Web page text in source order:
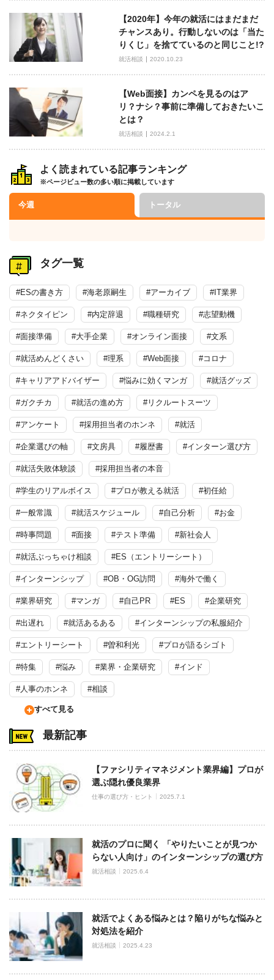
【2020年】今年の就活にはまだまだ
チャンスあり。行動しないのは「当た
りくじ」を捨てているのと同じこと!?
就活相談 2020.10.23
【Web面接】カンペを見るのはア
リ？ナシ？事前に準備しておきたいこ
とは？
就活相談 2024.2.1
よく読まれている記事ランキング
※ページビュー数の多い順に掲載しています
今週 トータル
タグ一覧
#ESの書き方 #海老原嗣生 #アーカイブ #IT業界
#ネクタイピン #内定辞退 #職種研究 #志望動機
#面接準備 #大手企業 #オンライン面接 #文系
#就活めんどくさい #理系 #Web面接 #コロナ
#キャリアアドバイザー #悩みに効くマンガ #就活グッズ
#ガクチカ #就活の進め方 #リクルートスーツ
#アンケート #採用担当者のホンネ #就活
#企業選びの軸 #文房具 #履歴書 #インターン選び方
#就活失敗体験談 #採用担当者の本音
#学生のリアルボイス #プロが教える就活 #初任給
#一般常識 #就活スケジュール #自己分析 #お金
#時事問題 #面接 #テスト準備 #新社会人
#就活ぶっちゃけ相談 #ES（エントリーシート）
#インターンシップ #OB・OG訪問 #海外で働く
#業界研究 #マンガ #自己PR #ES #企業研究
#出遅れ #就活あるある #インターンシップの私服紹介
#エントリーシート #曽和利光 #プロが語るシゴト
#特集 #悩み #業界・企業研究 #インド
#人事のホンネ #相談
すべて見る
最新記事
【ファシリティマネジメント業界編】プロが
選ぶ隠れ優良業界
仕事の選び方・ヒント 2025.7.1
就活のプロに聞く 「やりたいことが見つか
らない人向け」のインターンシップの選び方
就活相談 2025.6.4
就活でよくある悩みとは？陥りがちな悩みと
対処法を紹介
就活相談 2025.4.23